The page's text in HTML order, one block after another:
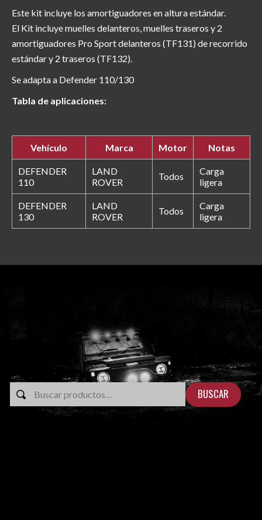
Este kit incluye los amortiguadores en altura estándar.
El Kit incluye muelles delanteros, muelles traseros y 2
amortiguadores Pro Sport delanteros (TF131) de recorrido
estándar y 2 traseros (TF132).
Se adapta a Defender 110/130
Tabla de aplicaciones:
Vehículo Marca Motor Notas
DEFENDER
110
LAND
ROVER
Todos
Carga
ligera
DEFENDER
130
LAND
ROVER
Todos
Carga
ligera
BUSCAR